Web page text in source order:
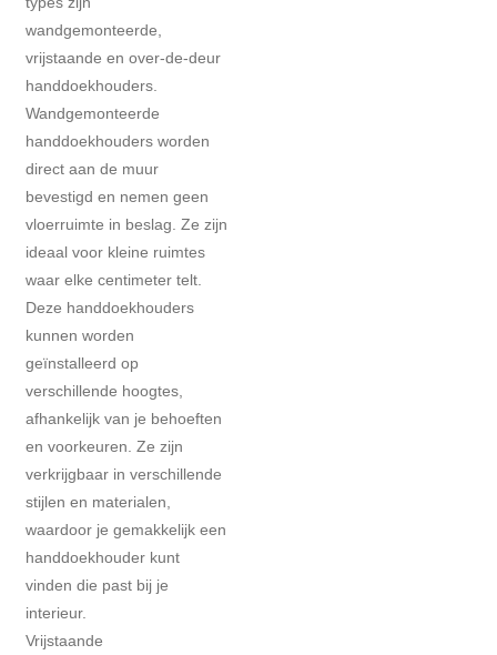
wandgemonteerde,
vrijstaande en over-de-deur
handdoekhouders.
Wandgemonteerde
handdoekhouders worden
direct aan de muur
bevestigd en nemen geen
vloerruimte in beslag. Ze zijn
ideaal voor kleine ruimtes
waar elke centimeter telt.
Deze handdoekhouders
kunnen worden
geïnstalleerd op
verschillende hoogtes,
afhankelijk van je behoeften
en voorkeuren. Ze zijn
verkrijgbaar in verschillende
stijlen en materialen,
waardoor je gemakkelijk een
handdoekhouder kunt
vinden die past bij je
interieur.
Vrijstaande